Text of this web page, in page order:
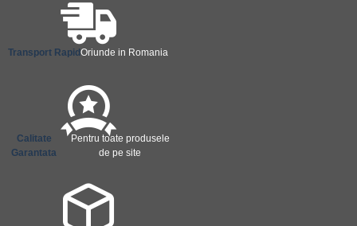
Transport RapidOriunde in Romania
Calitate
Garantata
Pentru toate produsele
de pe site